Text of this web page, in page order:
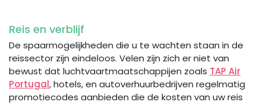
Reis en verblijf
De spaarmogelijkheden die u te wachten staan in de
reissector zijn eindeloos. Velen zijn zich er niet van
bewust dat luchtvaartmaatschappijen zoals TAP Air
Portugal, hotels, en autoverhuurbedrijven regelmatig
promotiecodes aanbieden die de kosten van uw reis